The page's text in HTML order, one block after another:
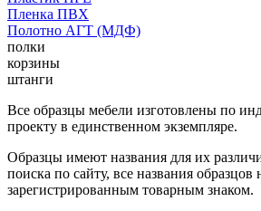
Пленка ПВХ
Полотно АГТ (МДФ)
полки
корзины
штанги
Все образцы мебели изготовлены по
проекту в единственном экземпляре.
Образцы имеют названия для их
поиска по сайту, все названия образцов
зарегистрированным товарным знаком.